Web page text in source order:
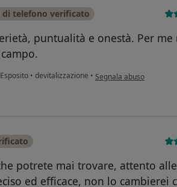
di telefono verificato
puntualità e onestà. Per me
• devitalizzazione • secondo l'opinione
Segnala abuso
potrete mai trovare, attento alle
ed efficace, non lo cambierei